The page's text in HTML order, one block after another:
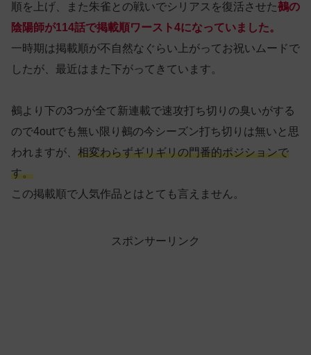
順を上げ、また朱雀との戦いでシリアスを復活させた鵺の
陰陽師が114話で掲載順ワースト4になっていました。
一時期は掲載順が不自然なぐらい上がってお祝いムードで
したが、最近はまた下がってきています。
鵺より下の3つが全て新連載で速攻打ち切りの臭いがする
ので4outでも無い限り鵺の今シーズン打ち切りは無いと思
われますが、 相変わらずギリギリの門番的ポジションで
す。
この掲載順で人気作品とはとても言えません。
スポンサーリンク